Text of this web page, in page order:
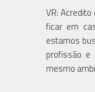
VR:
ficar em
estamos
profissão
mesmo